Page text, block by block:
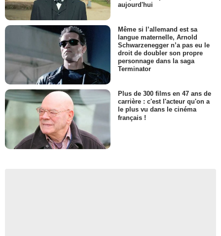
aujourd'hui
Même si l’allemand est sa
langue maternelle, Arnold
Schwarzenegger n’a pas eu le
droit de doubler son propre
personnage dans la saga
Terminator
Plus de 300 films en 47 ans de
carrière : c'est l'acteur qu'on a
le plus vu dans le cinéma
français !